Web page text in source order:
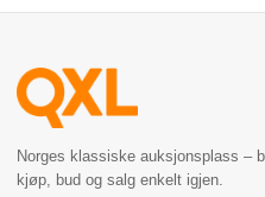
Norges klassiske auksjonsplass –
kjøp, bud og salg enkelt igjen.